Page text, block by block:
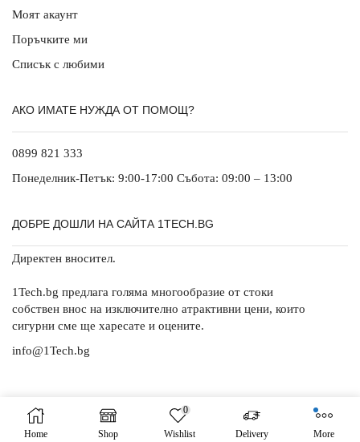
Моят акаунт
Поръчките ми
Списък с любими
АКО ИМАТЕ НУЖДА ОТ ПОМОЩ?
0899 821 333
Понеделник-Петък: 9:00-17:00 Събота: 09:00 – 13:00
ДОБРЕ ДОШЛИ НА САЙТА 1TECH.BG
Директен вносител.
1Tech.bg предлага голяма многообразие от стоки
собствен внос на изключително атрактивни цени, които
сигурни сме ще харесате и оцените.
info@1Tech.bg
Copyright © 2021 . Created by 1Tech -https://1tech.bg .
Home Shop
0
Wishlist Delivery More